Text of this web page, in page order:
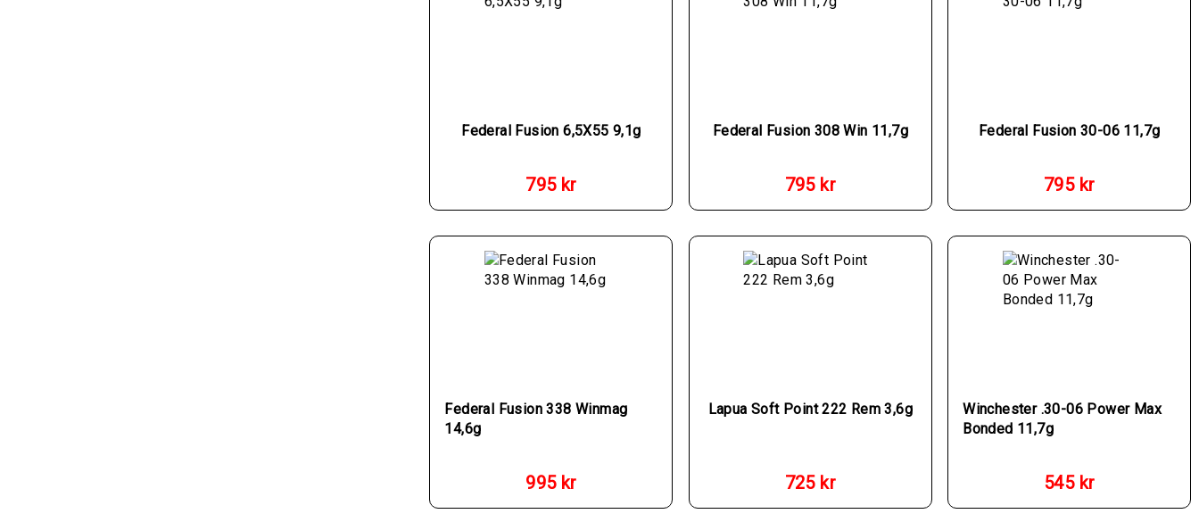
Federal Fusion 6,5X55 9,1g
795 kr
Federal Fusion 308 Win 11,7g
795 kr
Federal Fusion 30-06 11,7g
795 kr
Federal Fusion 338 Winmag
14,6g
995 kr
Lapua Soft Point 222 Rem 3,6g
725 kr
Winchester .30-06 Power Max
Bonded 11,7g
545 kr